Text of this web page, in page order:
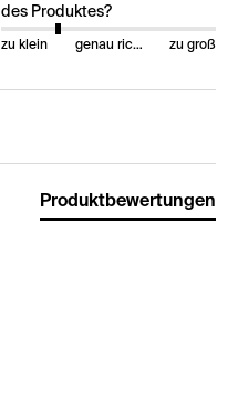
des Produktes?
zu klein genau richtig zu groß
Produktbewertungen